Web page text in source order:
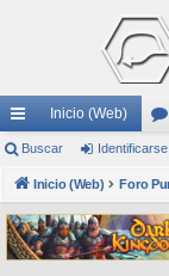
nl
ac
es
rá
Inicio (Web)
or
os
Buscar Identificarse
Inicio (Web)